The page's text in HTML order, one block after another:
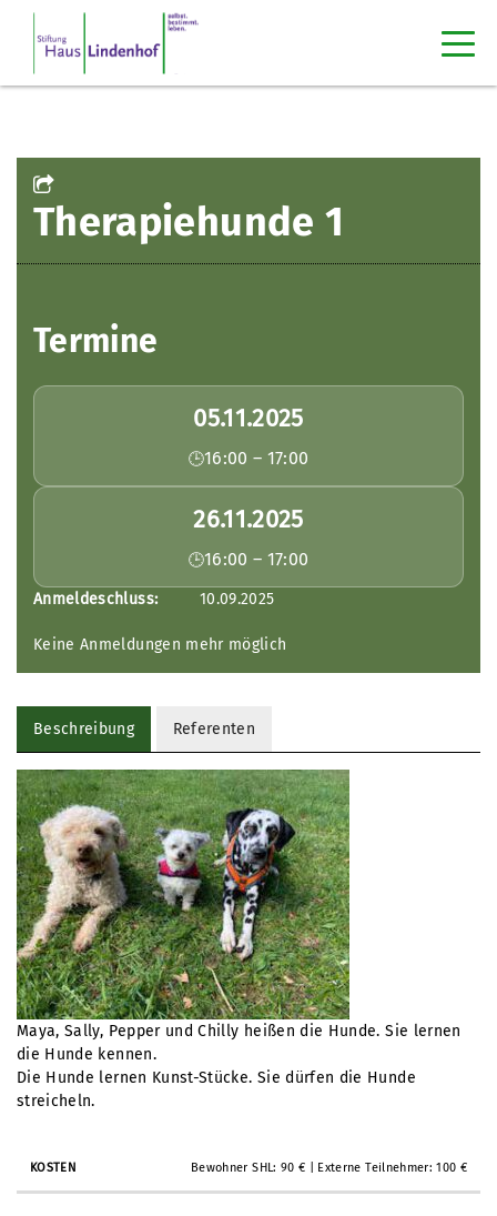
Therapiehunde 1
Termine
05.11.2025
16:00 – 17:00
26.11.2025
16:00 – 17:00
Anmeldeschluss: 10.09.2025
Keine Anmeldungen mehr möglich
Beschreibung Referenten
Maya, Sally, Pepper und Chilly heißen die Hunde. Sie lernen
die Hunde kennen.
Die Hunde lernen Kunst-Stücke. Sie dürfen die Hunde
streicheln.
Bewohner SHL: 90 € | Externe Teilnehmer: 100 €